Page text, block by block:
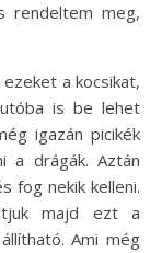
rendeltem meg,
a kocsikat,
is be lehet
igazán picikék
a drágák. Aztán
fog nekik kelleni.
majd ezt a
Ami még